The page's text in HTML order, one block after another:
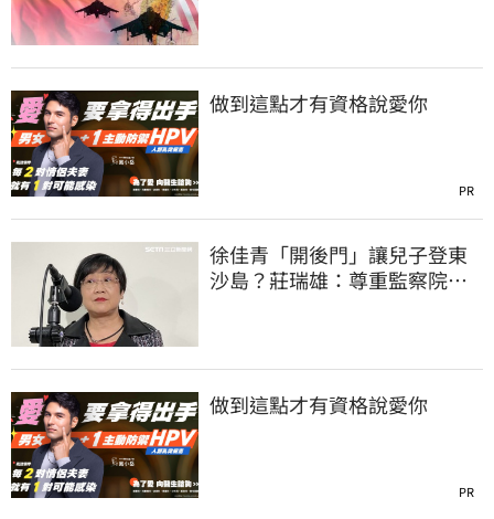
做到這點才有資格說愛你
PR
徐佳青「開後門」讓兒子登東
沙島？莊瑞雄：尊重監察院調
做到這點才有資格說愛你
PR